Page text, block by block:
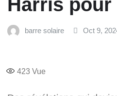
Harris pour
barre solaire Oct 9,
423 Vue